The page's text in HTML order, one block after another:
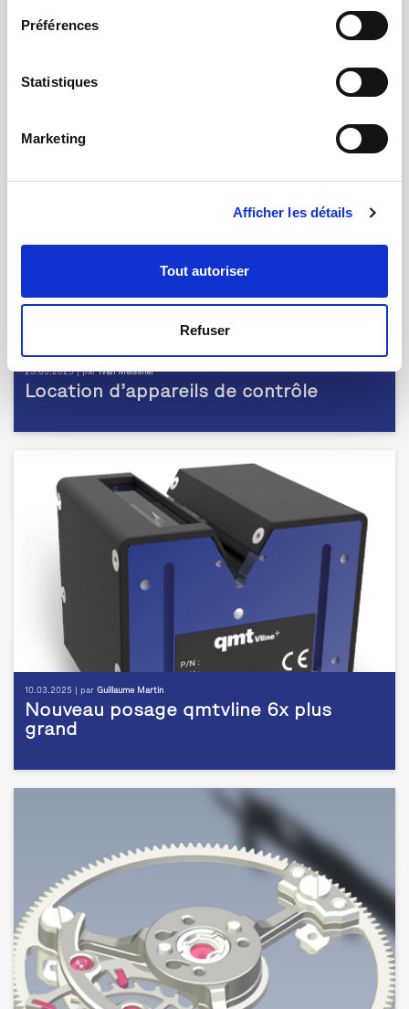
Préférences
Statistiques
Marketing
Afficher les détails
Tout autoriser
Refuser
qmt renforce son expertise en vision
25.03.2025 | parIvan Meissner
Location d’appareils de contrôle
10.03.2025 | par Guillaume Martin
Nouveau posage qmtvline 6x plus
grand